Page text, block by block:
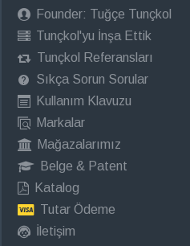
Founder: Tuğçe Tunçkol
Tunçkol'yu İnşa Ettik
Tunçkol Referansları
Sıkça Sorun Sorular
Kullanım Klavuzu
Markalar
Mağazalarımız
Belge & Patent
Katalog
Tutar Ödeme
İletişim